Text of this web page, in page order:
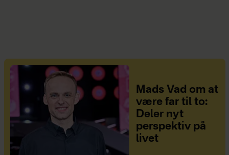
Mads Vad om at
være far til to:
Deler nyt
perspektiv på
livet